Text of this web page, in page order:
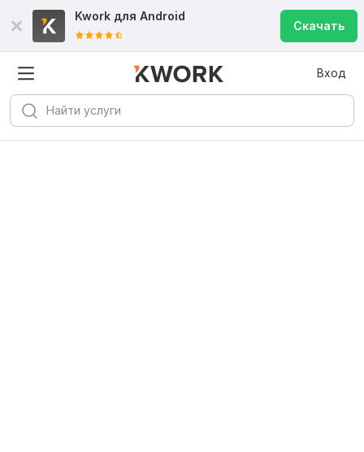
Kwork для Android
Скачать
Вход